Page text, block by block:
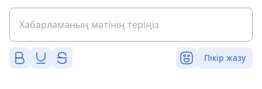
Пікір жазу